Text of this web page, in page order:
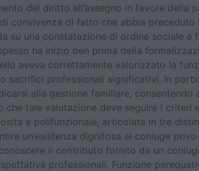
del diritto all’assegno in favore
convivenza di fatto che abbia
su una constatazione di ordine sociale
ha inizio ben prima della
aveva correttamente valorizzato la
sacrifici professionali significativi. In
alla gestione familiare,
che tale valutazione deve seguire i criteri
e polifunzionale, articolata in tre
un’esistenza dignitosa al coniuge
il contributo fornito da un
professionali. Funzione